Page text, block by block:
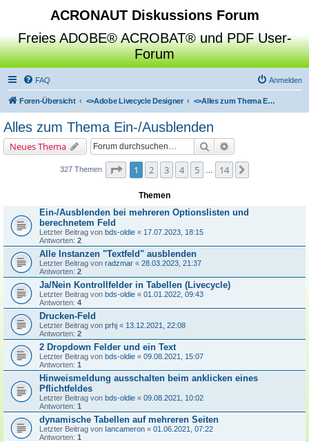
ACRONAUT Diskussions Forum
Freies ADOBE® ACROBAT® und PDF User-
Forum
FAQ Anmelden
Foren-Übersicht <>Adobe Livecycle Designer <>Alles zum Thema Ein-/Ausblenden
Alles zum Thema Ein-/Ausblenden
Neues Thema Suche
327 Themen Seite von
1 2 3 4 5 14
Themen
Ein-/Ausblenden bei mehreren Optionslisten und
berechnetem Feld
Letzter Beitrag von bds-oldie « 17.07.2023, 18:15
Antworten: 2
Alle Instanzen "Textfeld" ausblenden
Letzter Beitrag von radzmar « 28.03.2023, 21:37
Antworten: 2
Ja/Nein Kontrollfelder in Tabellen (Livecycle)
Letzter Beitrag von bds-oldie « 01.01.2022, 09:43
Antworten: 4
Drucken-Feld
Letzter Beitrag von prhj « 13.12.2021, 22:08
Antworten: 2
2 Dropdown Felder und ein Text
Letzter Beitrag von bds-oldie « 09.08.2021, 15:07
Antworten: 1
Hinweismeldung ausschalten beim anklicken eines
Pflichtfeldes
Letzter Beitrag von bds-oldie « 09.08.2021, 10:02
Antworten: 1
dynamische Tabellen auf mehreren Seiten
Letzter Beitrag von Iancameron « 01.06.2021, 07:22
Antworten: 1